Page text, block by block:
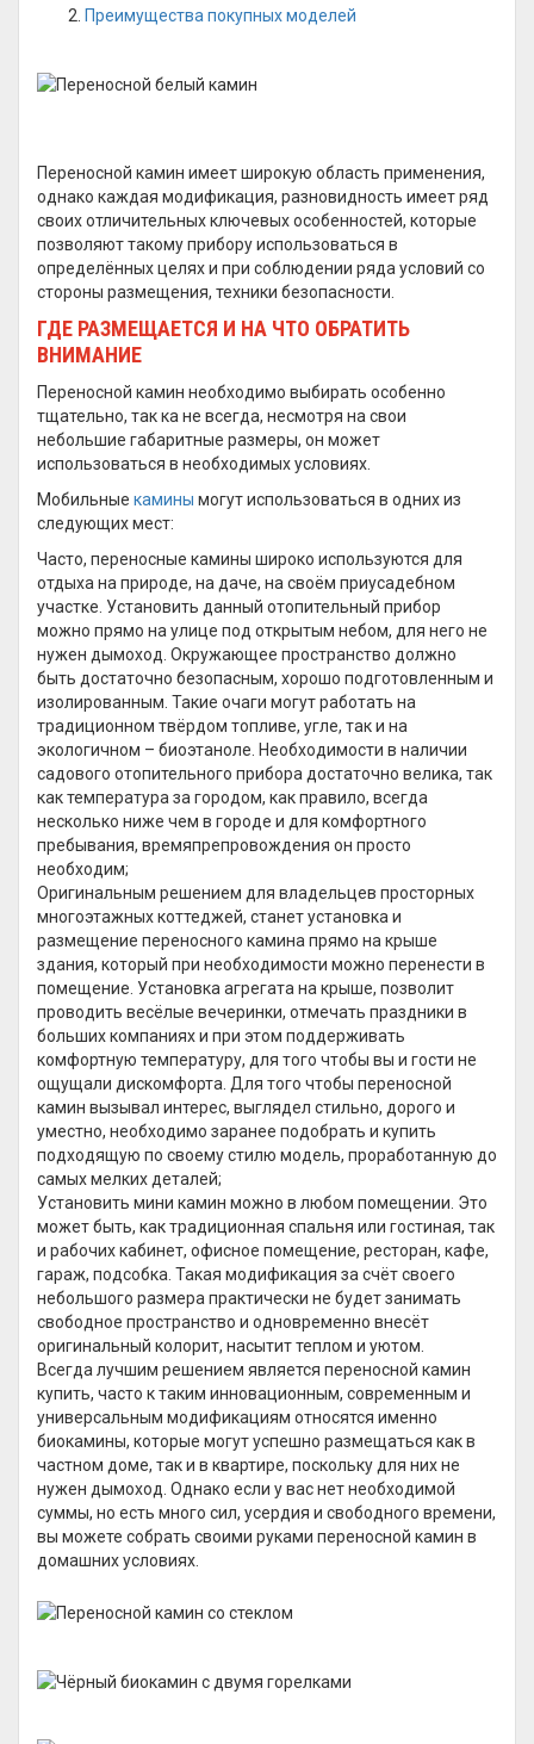
Преимущества покупных моделей
Переносной камин имеет широкую область применения,
однако каждая модификация, разновидность имеет ряд
своих отличительных ключевых особенностей, которые
позволяют такому прибору использоваться в
определённых целях и при соблюдении ряда условий со
стороны размещения, техники безопасности.
ГДЕ РАЗМЕЩАЕТСЯ И НА ЧТО ОБРАТИТЬ
ВНИМАНИЕ
Переносной камин необходимо выбирать особенно
тщательно, так ка не всегда, несмотря на свои
небольшие габаритные размеры, он может
использоваться в необходимых условиях.
Мобильные камины могут использоваться в одних из
следующих мест:
Часто, переносные камины широко используются для
отдыха на природе, на даче, на своём приусадебном
участке. Установить данный отопительный прибор
можно прямо на улице под открытым небом, для него не
нужен дымоход. Окружающее пространство должно
быть достаточно безопасным, хорошо подготовленным и
изолированным. Такие очаги могут работать на
традиционном твёрдом топливе, угле, так и на
экологичном – биоэтаноле. Необходимости в наличии
садового отопительного прибора достаточно велика, так
как температура за городом, как правило, всегда
несколько ниже чем в городе и для комфортного
пребывания, времяпрепровождения он просто
необходим;
Оригинальным решением для владельцев просторных
многоэтажных коттеджей, станет установка и
размещение переносного камина прямо на крыше
здания, который при необходимости можно перенести в
помещение. Установка агрегата на крыше, позволит
проводить весёлые вечеринки, отмечать праздники в
больших компаниях и при этом поддерживать
комфортную температуру, для того чтобы вы и гости не
ощущали дискомфорта. Для того чтобы переносной
камин вызывал интерес, выглядел стильно, дорого и
уместно, необходимо заранее подобрать и купить
подходящую по своему стилю модель, проработанную до
самых мелких деталей;
Установить мини камин можно в любом помещении. Это
может быть, как традиционная спальня или гостиная, так
и рабочих кабинет, офисное помещение, ресторан, кафе,
гараж, подсобка. Такая модификация за счёт своего
небольшого размера практически не будет занимать
свободное пространство и одновременно внесёт
оригинальный колорит, насытит теплом и уютом.
Всегда лучшим решением является переносной камин
купить, часто к таким инновационным, современным и
универсальным модификациям относятся именно
биокамины, которые могут успешно размещаться как в
частном доме, так и в квартире, поскольку для них не
нужен дымоход. Однако если у вас нет необходимой
суммы, но есть много сил, усердия и свободного времени,
вы можете собрать своими руками переносной камин в
домашних условиях.